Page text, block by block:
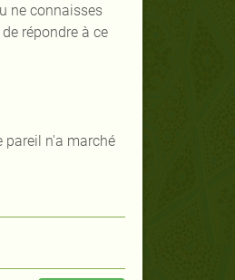
ne connaisses
répondre à ce
n'a marché